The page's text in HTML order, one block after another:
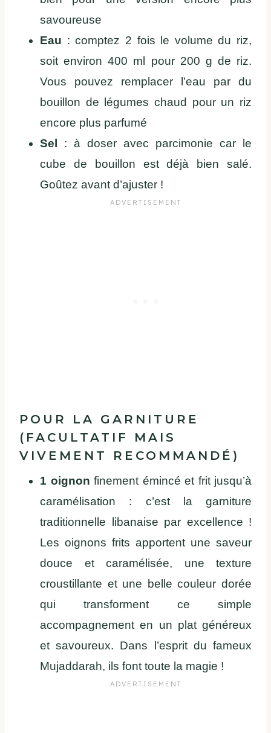
savoureuse
Eau : comptez 2 fois le volume du riz,
soit environ 400 ml pour 200 g de riz.
Vous pouvez remplacer l’eau par du
bouillon de légumes chaud pour un riz
encore plus parfumé
Sel : à doser avec parcimonie car le
cube de bouillon est déjà bien salé.
Goûtez avant d’ajuster !
POUR LA GARNITURE
(FACULTATIF MAIS
VIVEMENT RECOMMANDÉ)
1 oignon finement émincé et frit jusqu’à
caramélisation : c’est la garniture
traditionnelle libanaise par excellence !
Les oignons frits apportent une saveur
douce et caramélisée, une texture
croustillante et une belle couleur dorée
qui transforment ce simple
accompagnement en un plat généreux
et savoureux. Dans l’esprit du fameux
Mujaddarah, ils font toute la magie !